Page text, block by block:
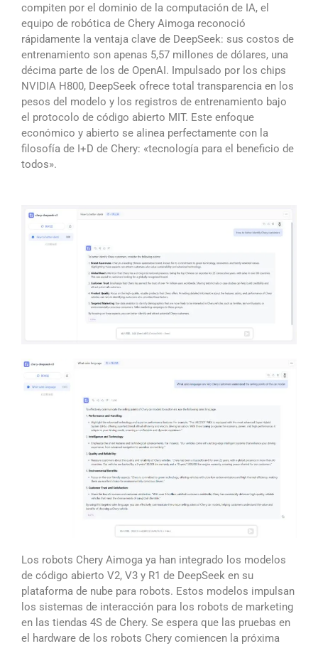
compiten por el dominio de la computación de IA, el
equipo de robótica de Chery Aimoga reconoció
rápidamente la ventaja clave de DeepSeek: sus costos de
entrenamiento son apenas 5,57 millones de dólares, una
décima parte de los de OpenAI. Impulsado por los chips
NVIDIA H800, DeepSeek ofrece total transparencia en los
pesos del modelo y los registros de entrenamiento bajo
el protocolo de código abierto MIT. Este enfoque
económico y abierto se alinea perfectamente con la
filosofía de I+D de Chery: «tecnología para el beneficio de
todos».
Los robots Chery Aimoga ya han integrado los modelos
de código abierto V2, V3 y R1 de DeepSeek en su
plataforma de nube para robots. Estos modelos impulsan
los sistemas de interacción para los robots de marketing
en las tiendas 4S de Chery. Se espera que las pruebas en
el hardware de los robots Chery comiencen la próxima